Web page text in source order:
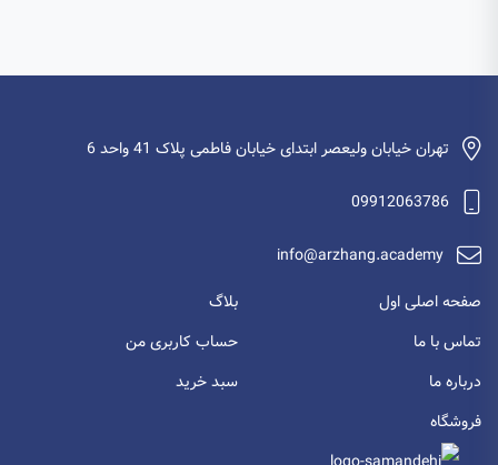
تهران خیابان ولیعصر ابتدای خیابان فاطمی پلاک 41 واحد 6
09912063786
info@arzhang.academy
صفحه اصلی اول
بلاگ
تماس با ما
حساب کاربری من
درباره ما
سبد خرید
فروشگاه